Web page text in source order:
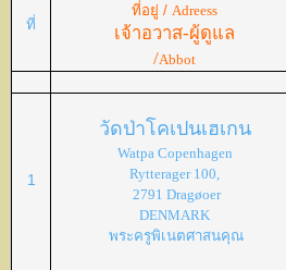
ที่
ที่อยู่ /Adreess
เจ้าอวาส-ผู้ดูแล
/Abbot
1
วัดป่าโคเปนเฮเกน
Watpa Copenhagen
Rytterager 100,
2791 Dragøoer
DENMARK
พระครูพิเนตศาสนคุณ